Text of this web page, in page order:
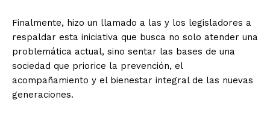
Finalmente, hizo un llamado a las y los legisladores a
respaldar esta iniciativa que busca no solo atender una
problemática actual, sino sentar las bases de una
sociedad que priorice la prevención, el
acompañamiento y el bienestar integral de las nuevas
generaciones.